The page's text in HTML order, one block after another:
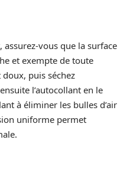
assurez-vous que la surface
et exempte de toute
puis séchez
l’autocollant en le
à éliminer les bulles d’air
uniforme permet